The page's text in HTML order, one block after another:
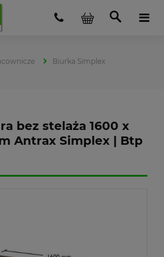
Biurka Simplex
bez stelaża 1600 x
Antrax Simplex | Btp